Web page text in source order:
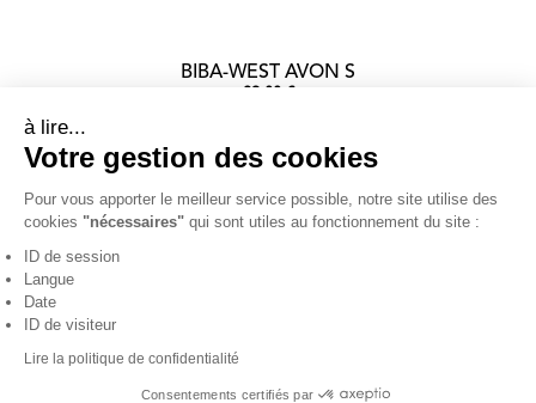
BIBA-WEST AVON S
C.G.V.
à lire...
Votre gestion des cookies
Pour vous apporter le meilleur service possible, notre site utilise des
cookies "nécessaires" qui sont utiles au fonctionnement du site :
ID de session
Langue
Date
ID de visiteur
Lire la politique de confidentialité
Consentements certifiés par